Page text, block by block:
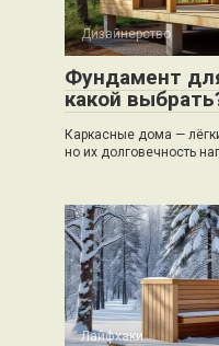
Дизайнерство
Фундамент
какой
Каркасные дома —
но их долговечность
Лайфхаки